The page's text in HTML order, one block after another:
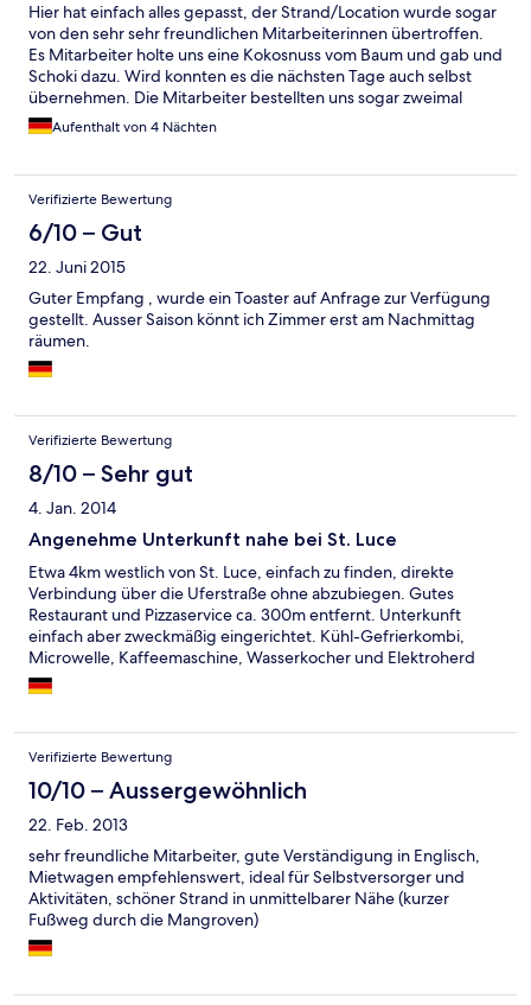
Hier hat einfach alles gepasst, der Strand/Location wurde sogar
von den sehr sehr freundlichen Mitarbeiterinnen übertroffen.
Es Mitarbeiter holte uns eine Kokosnuss vom Baum und gab und
Schoki dazu. Wird konnten es die nächsten Tage auch selbst
übernehmen. Die Mitarbeiter bestellten uns sogar zweimal
Essen. =)
Aufenthalt von 4 Nächten
Verifizierte Bewertung
6/10 – Gut
22. Juni 2015
Guter Empfang , wurde ein Toaster auf Anfrage zur Verfügung
gestellt. Ausser Saison könnt ich Zimmer erst am Nachmittag
räumen.
Verifizierte Bewertung
8/10 – Sehr gut
4. Jan. 2014
Angenehme Unterkunft nahe bei St. Luce
Etwa 4km westlich von St. Luce, einfach zu finden, direkte
Verbindung über die Uferstraße ohne abzubiegen. Gutes
Restaurant und Pizzaservice ca. 300m entfernt. Unterkunft
einfach aber zweckmäßig eingerichtet. Kühl-Gefrierkombi,
Microwelle, Kaffeemaschine, Wasserkocher und Elektroherd
sowie Geschirr und Töpfe ausreichend vorhanden. Pool mit
liegen und Sonnenschirmen und direkter Zugang zum Strand.
selbstverständlich!
Verifizierte Bewertung
10/10 – Aussergewöhnlich
22. Feb. 2013
sehr freundliche Mitarbeiter, gute Verständigung in Englisch,
Mietwagen empfehlenswert, ideal für Selbstversorger und
Aktivitäten, schöner Strand in unmittelbarer Nähe (kurzer
Fußweg durch die Mangroven)